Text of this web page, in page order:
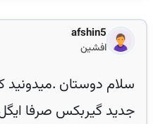
afshin5
افشین
سلام دوستان .میدونید
جدید گیربکس صرفا ایگل